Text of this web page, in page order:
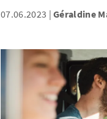
07.06.2023 Géraldine